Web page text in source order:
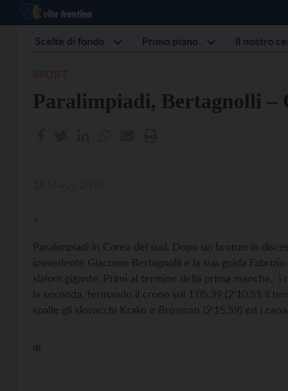
Scelte di fondo Primo piano Il nostro
Paralimpiadi, Bertagnolli –
>
Paralimpiadi in Corea del sud. Dopo un bronzo in
ipovedente Giacomo Bertagnolli e la sua guida
slalom gigante. Primi al termine della prima manche, i
la seconda, fermando il crono sul 1’05.39 (2’10.51 il
spalle gli slovacchi Krako e Brozman (2’15.59) ed i
di